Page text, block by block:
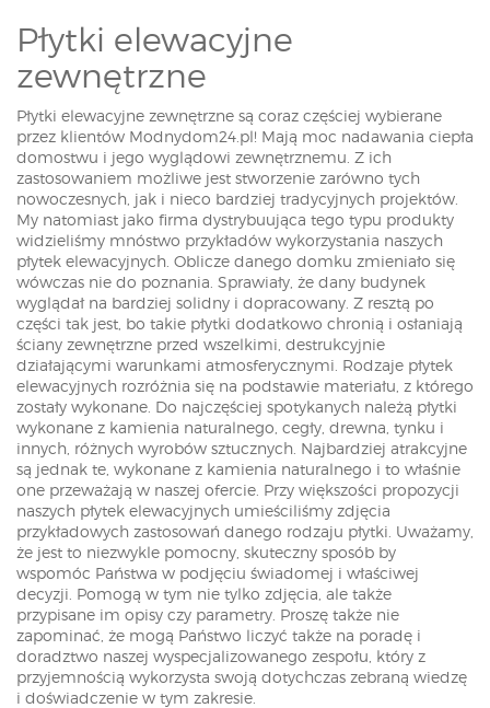
Płytki elewacyjne
zewnętrzne
Płytki elewacyjne zewnętrzne są coraz częściej wybierane
przez klientów Modnydom24.pl! Mają moc nadawania ciepła
domostwu i jego wyglądowi zewnętrznemu. Z ich
zastosowaniem możliwe jest stworzenie zarówno tych
nowoczesnych, jak i nieco bardziej tradycyjnych projektów.
My natomiast jako firma dystrybuująca tego typu produkty
widzieliśmy mnóstwo przykładów wykorzystania naszych
płytek elewacyjnych. Oblicze danego domku zmieniało się
wówczas nie do poznania. Sprawiały, że dany budynek
wyglądał na bardziej solidny i dopracowany. Z resztą po
części tak jest, bo takie płytki dodatkowo chronią i osłaniają
ściany zewnętrzne przed wszelkimi, destrukcyjnie
działającymi warunkami atmosferycznymi. Rodzaje płytek
elewacyjnych rozróżnia się na podstawie materiału, z którego
zostały wykonane. Do najczęściej spotykanych należą płytki
wykonane z kamienia naturalnego, cegły, drewna, tynku i
innych, różnych wyrobów sztucznych. Najbardziej atrakcyjne
są jednak te, wykonane z kamienia naturalnego i to właśnie
one przeważają w naszej ofercie. Przy większości propozycji
naszych płytek elewacyjnych umieściliśmy zdjęcia
przykładowych zastosowań danego rodzaju płytki. Uważamy,
że jest to niezwykle pomocny, skuteczny sposób by
wspomóc Państwa w podjęciu świadomej i właściwej
decyzji. Pomogą w tym nie tylko zdjęcia, ale także
przypisane im opisy czy parametry. Proszę także nie
zapominać, że mogą Państwo liczyć także na poradę i
doradztwo naszej wyspecjalizowanego zespołu, który z
przyjemnością wykorzysta swoją dotychczas zebraną wiedzę
i doświadczenie w tym zakresie.